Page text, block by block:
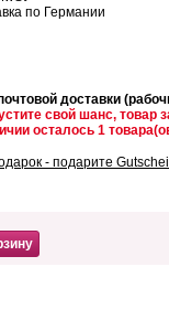
по Германии
доставки
свой шанс, товар
осталось 1
- подарите